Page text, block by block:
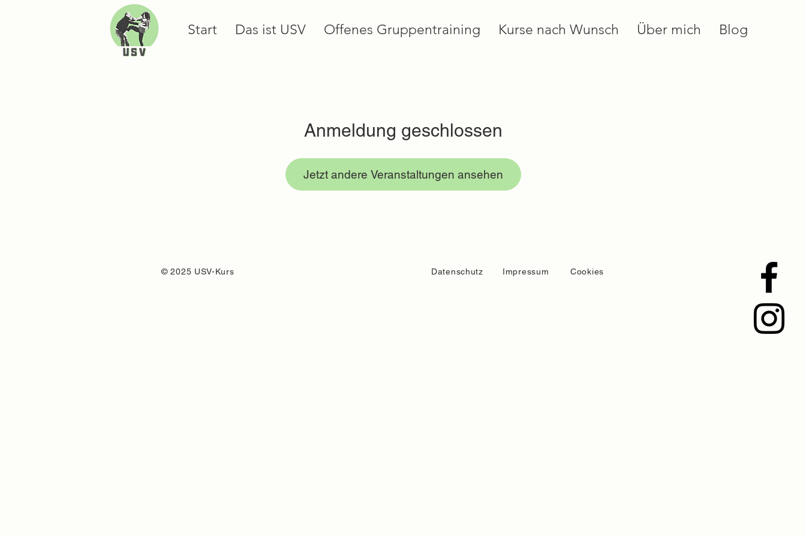
Start Das ist USV Offenes Gruppentraining Kurse nach Wunsch Über mich Blog
Anmeldung geschlossen
Jetzt andere Veranstaltungen ansehen
© 2025 USV-Kurs Datenschutz Impressum Cookies